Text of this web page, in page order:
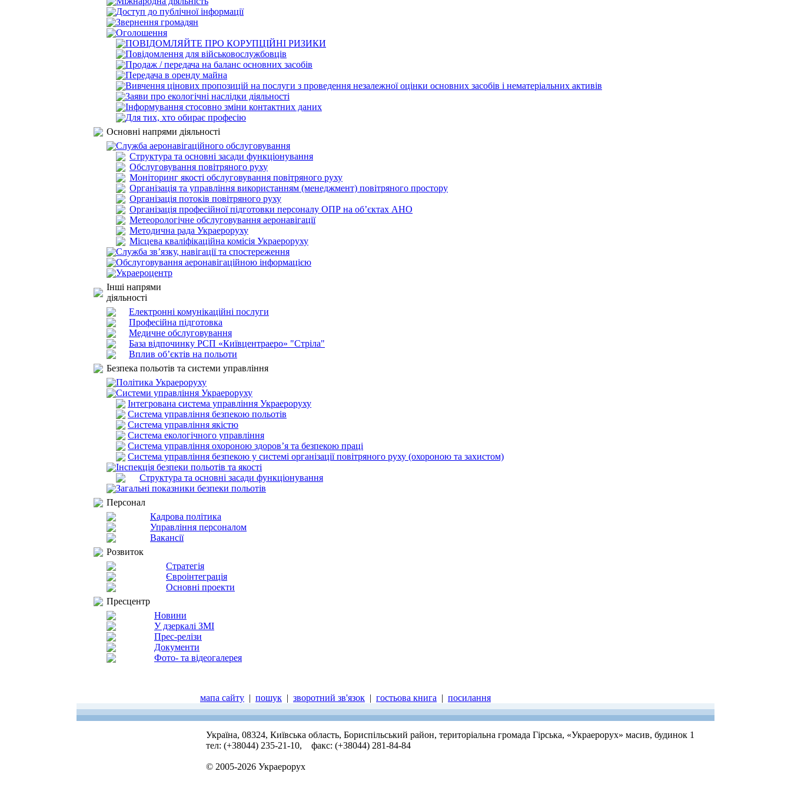
Доступ до публічної інформації
Звернення громадян
Оголошення
ПОВІДОМЛЯЙТЕ ПРО КОРУПЦІЙНІ РИЗИКИ
Повідомлення для військовослужбовців
Продаж / передача на баланс основних засобів
Передача в оренду майна
Вивчення цінових пропозицій на послуги з проведення незалежної оцінки основних засобів і нематеріальних активів
Заяви про екологічні наслідки діяльності
Інформування стосовно зміни контактних даних
Для тих, хто обирає професію
Основні напрями діяльності
Служба аеронавігаційного обслуговування
Структура та основні засади функціонування
Обслуговування повітряного руху
Моніторинг якості обслуговування повітряного руху
Організація та управління використанням (менеджмент) повітряного простору
Організація потоків повітряного руху
Організація професійної підготовки персоналу ОПР на об’єктах АНО
Метеорологічне обслуговування аеронавігації
Методична рада Украероруху
Місцева кваліфікаційна комісія Украероруху
Служба зв’язку, навігації та спостереження
Обслуговування аеронавігаційною інформацією
Украероцентр
Інші напрями
діяльності
Електронні комунікаційні послуги
Професійна підготовка
Медичне обслуговування
База відпочинку РСП «Київцентраеро» "Стріла"
Вплив об’єктів на польоти
Безпека польотів та системи управління
Політика Украероруху
Системи управління Украероруху
Інтегрована система управління Украероруху
Система управління безпекою польотів
Система управління якістю
Система екологічного управління
Система управління охороною здоров’я та безпекою праці
Система управління безпекою у системі організації повітряного руху (охороною та захистом)
Інспекція безпеки польотів та якості
Структура та основні засади функціонування
Загальні показники безпеки польотів
Персонал
Кадрова політика
Управління персоналом
Вакансії
Розвиток
Стратегія
Євроінтеграція
Основні проекти
Пресцентр
Новини
У дзеркалі ЗМІ
Прес-релізи
Документи
Фото- та відеогалерея
мапа сайту | пошук | зворотний зв'язок | гостьова книга | посилання
Україна, 08324, Київська область, Бориспільський район, територіальна громада Гірська, «Украерорух» масив, будинок 1
тел: (+38044) 235-21-10, факс: (+38044) 281-84-84
© 2005-2026 Украерорух